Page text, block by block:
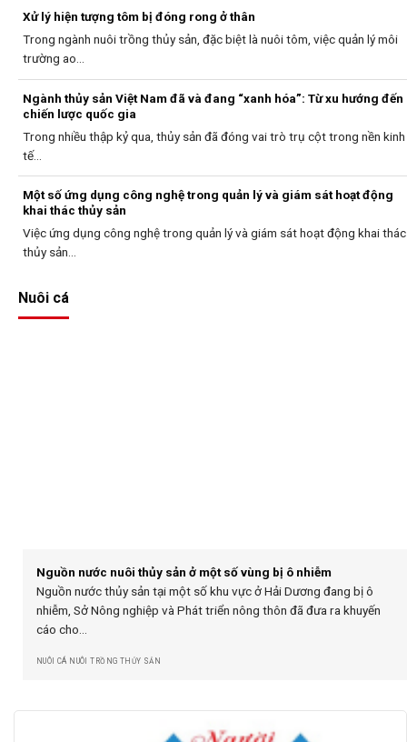
Xử lý hiện tượng tôm bị đóng rong ở thân
Trong ngành nuôi trồng thủy sản, đặc biệt là nuôi tôm, việc quản lý môi
trường ao...
Ngành thủy sản Việt Nam đã và đang “xanh hóa”: Từ xu hướng đến
chiến lược quốc gia
Trong nhiều thập kỷ qua, thủy sản đã đóng vai trò trụ cột trong nền kinh
tế...
Một số ứng dụng công nghệ trong quản lý và giám sát hoạt động
khai thác thủy sản
Việc ứng dụng công nghệ trong quản lý và giám sát hoạt động khai thác
thủy sản...
Nuôi cá
NUÔI CÁ NUÔI TRỒNG THỦY SẢN
Nguồn nước nuôi thủy sản ở một số vùng bị ô nhiễm
Nguồn nước thủy sản tại một số khu vực ở Hải Dương đang bị ô
nhiễm, Sở Nông nghiệp và Phát triển nông thôn đã đưa ra khuyến
cáo cho...